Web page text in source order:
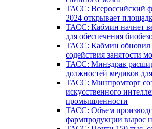
ТАСС: Всероссийский
2024 открывает
ТАСС: Кабмин начнет
для обеспечения
ТАСС: Кабмин обновил
содействия занятости
ТАСС: Минздрав
должностей медиков
ТАСС: Минпромторг
искусственного
промышленности
ТАСС: Объем
фармпродукции вырос